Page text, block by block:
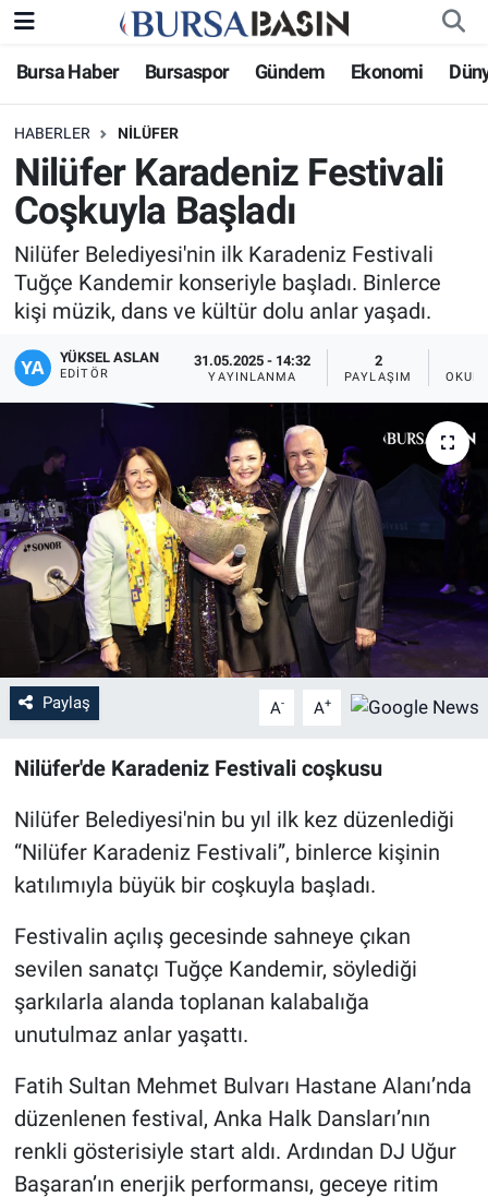
Bursa Haber Bursaspor Gündem Ekonomi
HABERLER NILÜFER
Nilüfer Karadeniz Festivali
Coşkuyla Başladı
Nilüfer Belediyesi'nin ilk Karadeniz Festivali
Tuğçe Kandemir konseriyle başladı. Binlerce
kişi müzik, dans ve kültür dolu anlar yaşadı.
YÜKSEL ASLAN
EDITÖR
31.05.2025 - 14:32
YAYINLANMA
2
PAYLAŞIM
Paylaş A- A+
Nilüfer'de Karadeniz Festivali coşkusu
Nilüfer Belediyesi'nin bu yıl ilk kez düzenlediği
“Nilüfer Karadeniz Festivali”, binlerce kişinin
katılımıyla büyük bir coşkuyla başladı.
Festivalin açılış gecesinde sahneye çıkan
sevilen sanatçı Tuğçe Kandemir, söylediği
şarkılarla alanda toplanan kalabalığa
unutulmaz anlar yaşattı.
Fatih Sultan Mehmet Bulvarı Hastane Alanı’nda
düzenlenen festival, Anka Halk Dansları’nın
renkli gösterisiyle start aldı. Ardından DJ Uğur
Başaran’ın enerjik performansı, geceye ritim
Bursa Haber
Genel
Politika
Bilim, Teknoloji
KÜLTÜR-SANAT
Yerel
Bursaspor
Gündem
Sağlık
Eğitim
Ekonomi
Dünya
Magazin
Siyaset
Spor
Nöbetçi Eczaneler
Bursa Nöbetçi Eczaneler
Bursa Hava Durumu
Bursa Namaz Vakitleri
Bursa Trafik Yoğunluk Haritası
Süper Lig Puan Durumu ve Fikstür
Tüm Manşetler
Son Dakika Haberleri
Haber Arşivi